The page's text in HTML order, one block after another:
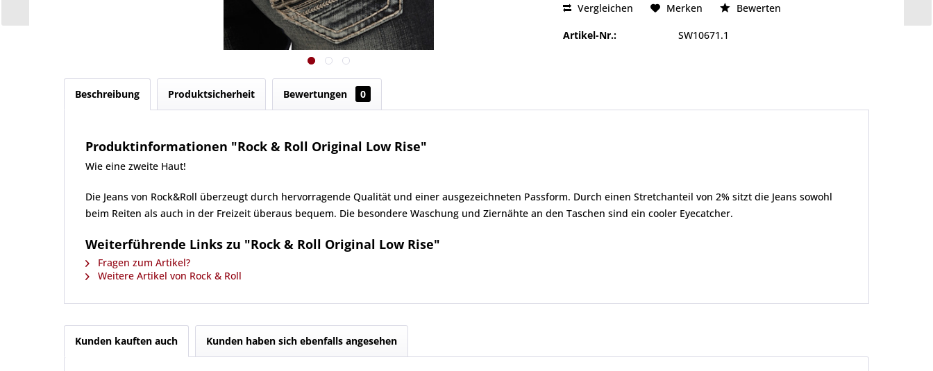
Vergleichen Merken Bewerten
Artikel-Nr.: SW10671.1
Beschreibung Produktsicherheit Bewertungen 0
Produktinformationen "Rock & Roll Original Low Rise"
Wie eine zweite Haut!
Die Jeans von Rock&Roll überzeugt durch hervorragende Qualität und einer ausgezeichneten Passform. Durch einen Stretchanteil von 2% sitzt die Jeans sowohl
beim Reiten als auch in der Freizeit überaus bequem. Die besondere Waschung und Ziernähte an den Taschen sind ein cooler Eyecatcher.
Weiterführende Links zu "Rock & Roll Original Low Rise"
Fragen zum Artikel?
Weitere Artikel von Rock & Roll
Kunden kauften auch Kunden haben sich ebenfalls angesehen